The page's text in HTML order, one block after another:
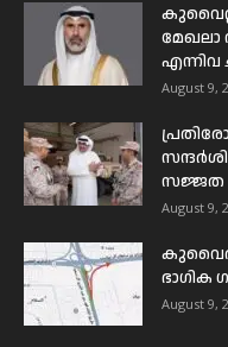
കുവൈറ്റ്,
August 9,
സജ്ജത
August 9,
ഭാഗിക
August 9,